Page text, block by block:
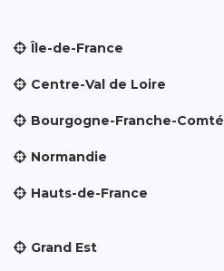
Île-de-France
Centre-Val de Loire
Bourgogne-Franche-Comté
Normandie
Hauts-de-France
Grand Est